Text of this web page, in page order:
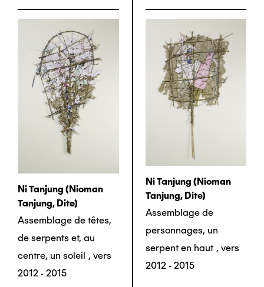
Ni Tanjung (nioman
Tanjung, Dite)
Assemblage de têtes,
de serpents et, au
centre, un soleil , vers
2012 - 2015
Ni Tanjung (nioman
Tanjung, Dite)
Assemblage de
personnages, un
serpent en haut , vers
2012 - 2015